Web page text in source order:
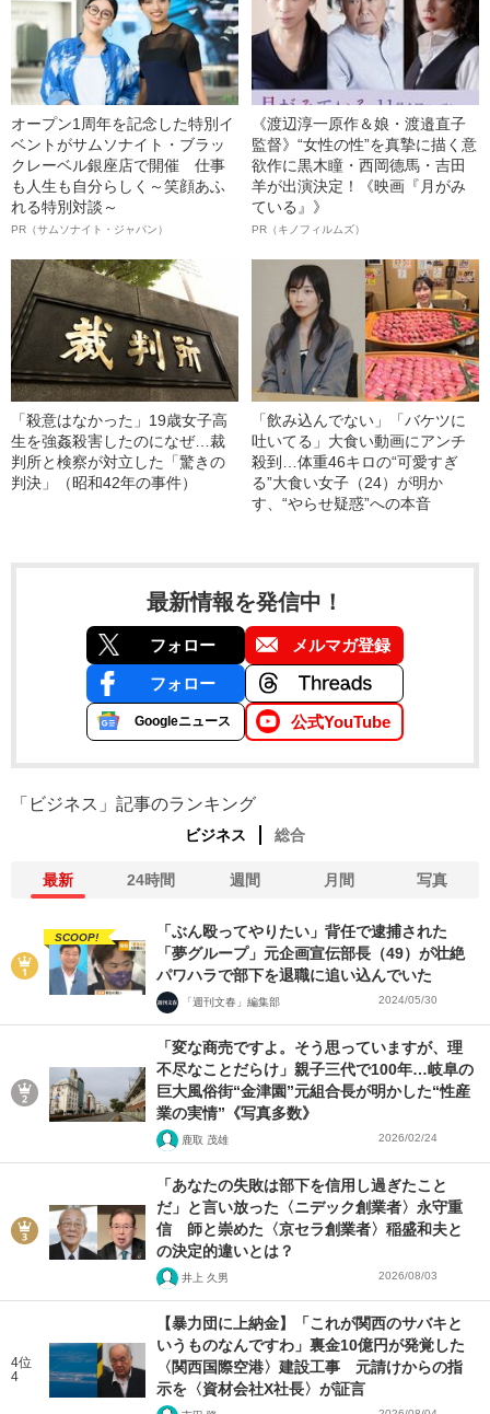
オープン1周年を記念した特別イ
ベントがサムソナイト・ブラッ
クレーベル銀座店で開催 仕事
も人生も自分らしく～笑顔あふ
れる特別対談～
PR（サムソナイト・ジャパン）
《渡辺淳一原作＆娘・渡邉直子
監督》“女性の性”を真摯に描く意
欲作に黒木瞳・西岡德馬・吉田
羊が出演決定！《映画『月がみ
ている』》
PR（キノフィルムズ）
「殺意はなかった」19歳女子高
生を強姦殺害したのになぜ…裁
判所と検察が対立した「驚きの
判決」（昭和42年の事件）
「飲み込んでない」「バケツに
吐いてる」大食い動画にアンチ
殺到…体重46キロの“可愛すぎ
る”大食い女子（24）が明か
す、“やらせ疑惑”への本音
最新情報を発信中！
フォロー メルマガ登録
フォロー
Googleニュース 公式YouTube
「ビジネス」記事のランキング
ビジネス 総合
最新 24時間 週間 月間 写真
SCOOP!
「ぶん殴ってやりたい」背任で逮捕された
「夢グループ」元企画宣伝部長（49）が壮絶
パワハラで部下を退職に追い込んでいた
「週刊文春」編集部 2024/05/30
「変な商売ですよ。そう思っていますが、理
不尽なことだらけ」親子三代で100年…岐阜の
巨大風俗街“金津園”元組合長が明かした“性産
業の実情”《写真多数》
鹿取 茂雄 2026/02/24
「あなたの失敗は部下を信用し過ぎたこと
だ」と言い放った〈ニデック創業者〉永守重
信 師と崇めた〈京セラ創業者〉稲盛和夫と
の決定的違いとは？
井上 久男 2026/08/03
4位
4
【暴力団に上納金】「これが関西のサバキと
いうものなんですわ」裏金10億円が発覚した
〈関西国際空港〉建設工事 元請けからの指
示を〈資材会社X社長〉が証言